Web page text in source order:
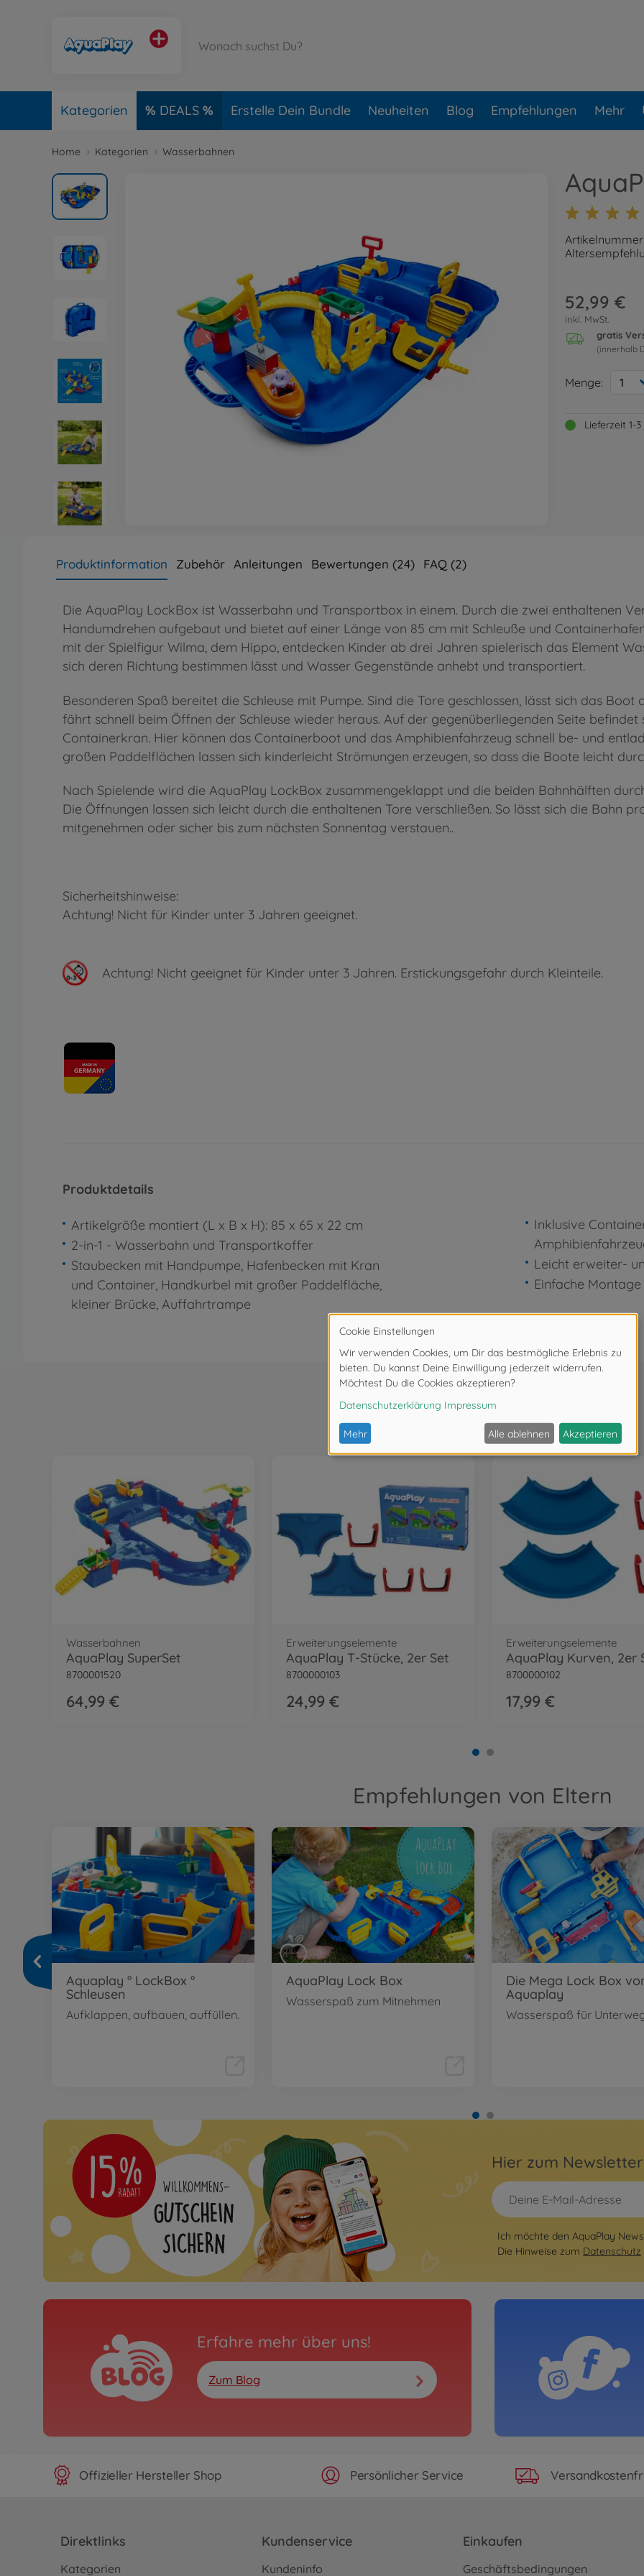
Kategorien DEALS Erstelle Dein Bundle Neuheiten Blog Empfehlungen Mehr
Home Kategorien Wasserbahnen
52,99 €
inkl. MwSt.
gratis
(innerhalb
Menge: 1
Lieferzeit 1-
Produktinformation Zubehör Anleitungen Bewertungen (24) FAQ (2)
Die AquaPlay LockBox ist Wasserbahn und Transportbox in einem. Durch die zwei enthaltenen
Handumdrehen aufgebaut und bietet auf einer Länge von 85 cm mit Schleuße und
mit der Spielfigur Wilma, dem Hippo, entdecken Kinder ab drei Jahren spielerisch das Element
sich deren Richtung bestimmen lässt und Wasser Gegenstände anhebt und transportiert.
Besonderen Spaß bereitet die Schleuse mit Pumpe. Sind die Tore geschlossen, lässt sich das
fährt schnell beim Öffnen der Schleuse wieder heraus. Auf der gegenüberliegenden Seite
Containerkran. Hier können das Containerboot und das Amphibienfahrzeug schnell be- und
großen Paddelflächen lassen sich kinderleicht Strömungen erzeugen, so dass die Boote leicht
Nach Spielende wird die AquaPlay LockBox zusammengeklappt und die beiden Bahnhälften
Die Öffnungen lassen sich leicht durch die enthaltenen Tore verschließen. So lässt sich die Bahn
mitgenehmen oder sicher bis zum nächsten Sonnentag verstauen..
Sicherheitshinweise:
Achtung! Nicht für Kinder unter 3 Jahren geeignet.
Achtung! Nicht geeignet für Kinder unter 3 Jahren. Erstickungsgefahr durch Kleinteile.
Produktdetails
Artikelgröße montiert (L x B x H): 85 x 65 x 22 cm
2-in-1 - Wasserbahn und Transportkoffer
Staubecken mit Handpumpe, Hafenbecken mit Kran
und Container, Handkurbel mit großer Paddelfläche,
kleiner Brücke, Auffahrtrampe
Inklusive
Leicht erweiter-
Einfache
Wird oft zusammen gekauft
Wasserbahnen
AquaPlay SuperSet
8700001520
64,99 €
Erweiterungselemente
AquaPlay T-Stücke, 2er Set
8700000103
24,99 €
Erweiterungselemente
AquaPlay Kurven, 2er
8700000102
17,99 €
Empfehlungen von Eltern
Aquaplay ° LockBox °
Schleusen
Aufklappen, aufbauen, auffüllen.
AquaPlay Lock Box
Wasserspaß zum Mitnehmen
Die Mega Lock Box
Aquaplay
Wasserspaß für
Hier zum
Ich möchte den AquaPlay
Die Hinweise zum Datenschutz
Erfahre mehr über uns!
Zum Blog
Offizieller Hersteller Shop Persönlicher Service
Direktlinks
Kategorien
Kundenservice
Kundeninfo
Einkaufen
Geschäftsbedingungen